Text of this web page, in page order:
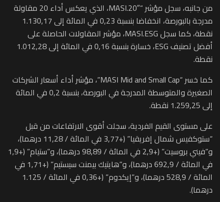
من جانبه، سجل مؤشر “MASI.20″، الذي يعكس أداء 20 مقاولة
مدرجة بالبورصة، انخفاضا بنسبة 0,23 في المائة إلى 1.130,17
نقطة، كما سجل MASI.ESG، مؤشر المقاولات الحاصلة على
أفضل تصنيف ESG، خسارة بنسبة 0,16 في المائة إلى 1.012,28
نقطة.
كما خسر “MASI Mid and Small Cap”، مؤشر أداء أسعار الشركات
الصغيرة والمتوسطة المدرجة في البورصة، بنسبة 0,2 في المائة
إلى 1.259,25 نقطة.
على مستوى القيم الفردية، سجلت أقوى الارتفاعات من قبل
“ستوكفيس شمال إفريقيا” (+3,77 في المائة / 11,28 درهما)،
و”فيني بروسيت” (+2,9 في المائة / 98,89 درهما)، و”ستيام” (+1,9
في المائة / 692,9 درهما)، و”هايتيك بيمنت سيستيم” (+1,71 في
المائة / 528,9 درهما)، و”إيكدوم” (+0,36 في المائة / 1.125
درهما).